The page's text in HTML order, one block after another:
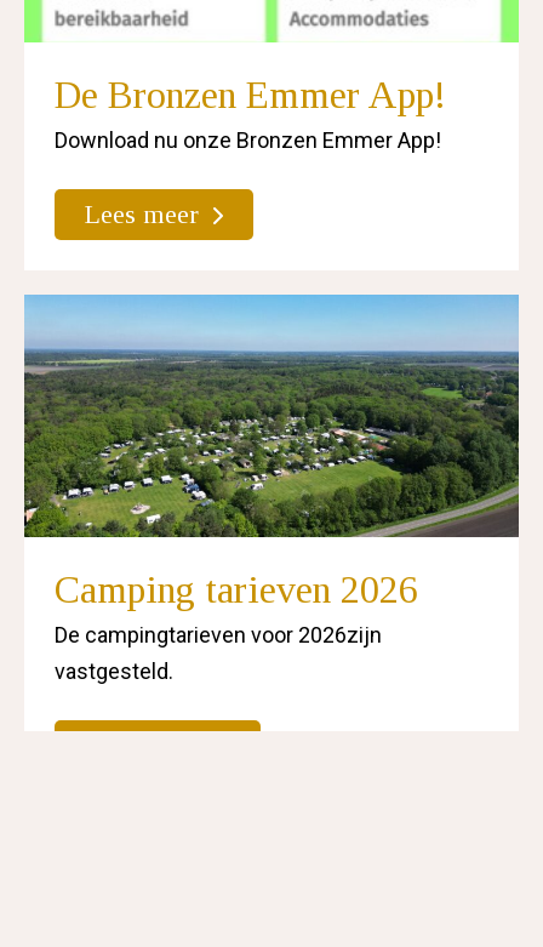
De Bronzen Emmer App!
Download nu onze Bronzen Emmer App!
Lees meer
Camping tarieven 2026
De campingtarieven voor 2026zijn
vastgesteld.